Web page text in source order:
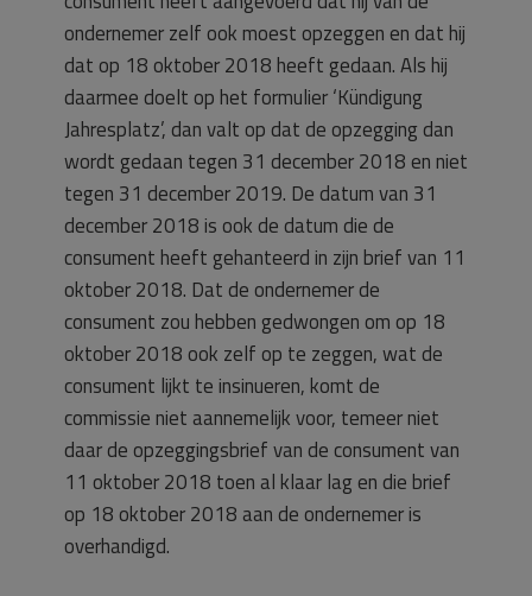
ondernemer zelf ook moest opzeggen en dat hij
dat op 18 oktober 2018 heeft gedaan. Als hij
daarmee doelt op het formulier ‘Kündigung
Jahresplatz’, dan valt op dat de opzegging dan
wordt gedaan tegen 31 december 2018 en niet
tegen 31 december 2019. De datum van 31
december 2018 is ook de datum die de
consument heeft gehanteerd in zijn brief van 11
oktober 2018. Dat de ondernemer de
consument zou hebben gedwongen om op 18
oktober 2018 ook zelf op te zeggen, wat de
consument lijkt te insinueren, komt de
commissie niet aannemelijk voor, temeer niet
daar de opzeggingsbrief van de consument van
11 oktober 2018 toen al klaar lag en die brief
op 18 oktober 2018 aan de ondernemer is
overhandigd.